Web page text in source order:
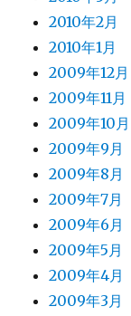
2010年2月
2010年1月
2009年12月
2009年11月
2009年10月
2009年9月
2009年8月
2009年7月
2009年6月
2009年5月
2009年4月
2009年3月